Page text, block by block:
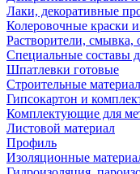
Лаки, декоративные
Колеровочные краски
Растворители, смывка,
Специальные составы
Шпатлевки готовые
Строительные
Гипсокартон и
Комплектующие для
Листовой материал
Профиль
Изоляционные